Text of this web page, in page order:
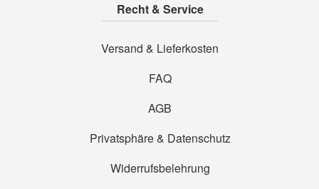
Recht & Service
Versand & Lieferkosten
FAQ
AGB
Privatsphäre & Datenschutz
Widerrufsbelehrung